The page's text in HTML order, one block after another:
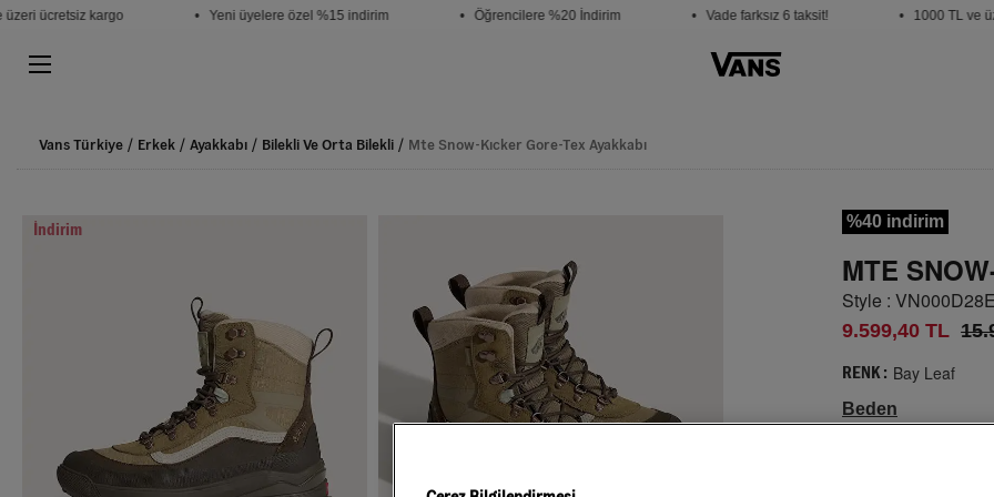
ücretsiz kargo • Yeni üyelere özel %15 indirim • Öğrencilere %20 İndirim • Vade farksız 6 taksit! • 1000 TL ve
Vans Türkiye Erkek Ayakkabı Bilekli Ve Orta Bilekli Mte Snow-Kıcker Gore-Tex Ayakkabı
İndirim %40 indirim
MTE
Style :
9.599,40 TL
RENK : Bay Leaf
Beden